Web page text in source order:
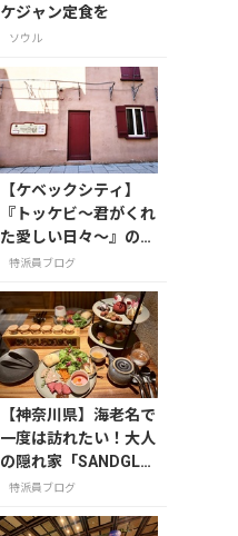
ケジャン定食を
ソウル
【ケベックシティ】
『トッケビ〜君がくれ
た愛しい日々〜』の撮
影地を訪ねて
特派員ブログ
【神奈川県】海老名で
一度は訪れたい！大人
の隠れ家「SANDGLA
SS 熾火」で味わうア
特派員ブログ